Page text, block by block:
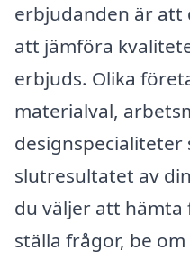
erbjudanden är att
att jämföra
erbjuds. Olika
materialval,
designspecialiteter
slutresultatet av
du väljer att
ställa frågor, be